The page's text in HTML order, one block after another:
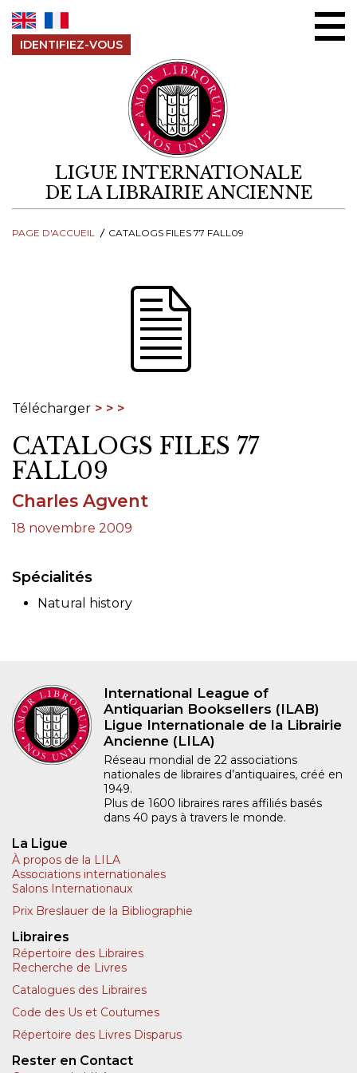
IDENTIFIEZ-VOUS
LIGUE INTERNATIONALE
DE LA LIBRAIRIE ANCIENNE
PAGE D'ACCUEIL CATALOGS FILES 77 FALL09
Télécharger
CATALOGS FILES 77
FALL09
Charles Agvent
18 novembre 2009
Spécialités
Natural history
International League of
Antiquarian Booksellers (ILAB)
Ligue Internationale de la Librairie
Ancienne (LILA)
Réseau mondial de 22 associations
nationales de libraires d’antiquaires, créé en
1949.
Plus de 1600 libraires rares affiliés basés
dans 40 pays à travers le monde.
La Ligue
À propos de la LILA
Associations internationales
Salons Internationaux
Prix Breslauer de la Bibliographie
Libraires
Répertoire des Libraires
Recherche de Livres
Catalogues des Libraires
Code des Us et Coutumes
Répertoire des Livres Disparus
Rester en Contact